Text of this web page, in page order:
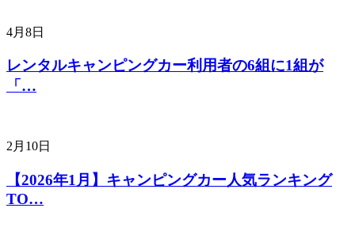
4月8日
レンタルキャンピングカー利用者の6組に1組が
「…
2月10日
【2026年1月】キャンピングカー人気ランキング
TO…